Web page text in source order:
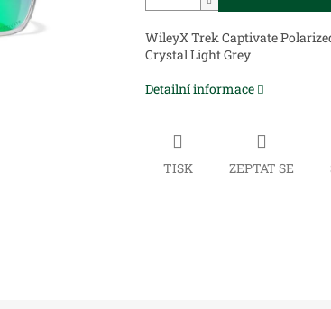
WileyX Trek Captivate
Crystal Light Grey
Detailní informace
TISK ZEPTAT SE